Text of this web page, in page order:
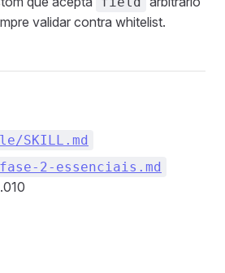
validar contra whitelist.
SKILL.md
fase-2-essenciais.md